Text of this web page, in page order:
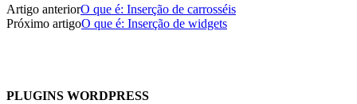
Artigo anteriorO que é: Inserção de carrosséis
Próximo artigoO que é: Inserção de widgets
PLUGINS WORDPRESS